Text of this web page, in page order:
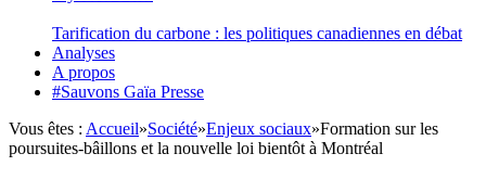
Tarification du carbone : les politiques canadiennes en débat
Analyses
A propos
#Sauvons Gaïa Presse
Vous êtes : Accueil»Société»Enjeux sociaux»Formation sur les
poursuites-bâillons et la nouvelle loi bientôt à Montréal